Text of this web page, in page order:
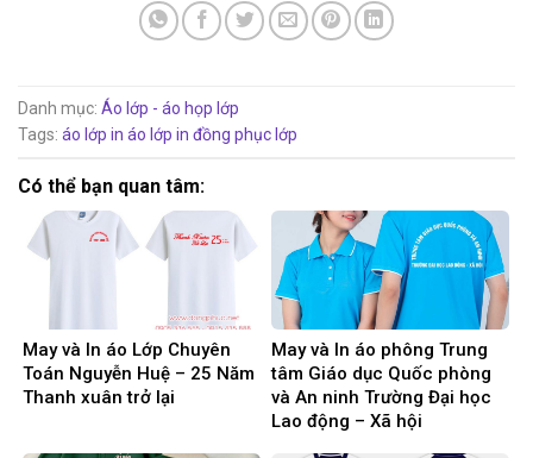
Danh mục: Áo lớp - áo họp lớp
Tags: áo lớp in áo lớp in đồng phục lớp
Có thể bạn quan tâm:
May và In áo Lớp Chuyên
Toán Nguyễn Huệ – 25 Năm
Thanh xuân trở lại
May và In áo phông Trung
tâm Giáo dục Quốc phòng
và An ninh Trường Đại học
Lao động – Xã hội